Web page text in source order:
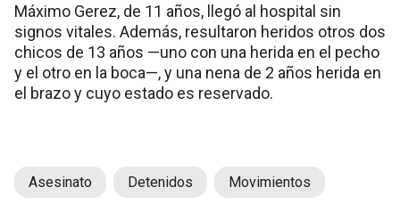
Máximo Gerez, de 11 años, llegó al hospital sin
signos vitales. Además, resultaron heridos otros dos
chicos de 13 años —uno con una herida en el pecho
y el otro en la boca—, y una nena de 2 años herida en
el brazo y cuyo estado es reservado.
Asesinato Detenidos Movimientos